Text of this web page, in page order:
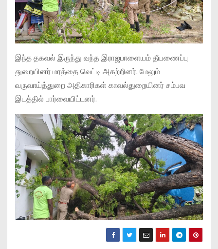
இந்த தகவல் இருந்து வந்த இராஜபாளையம் தீயணைப்பு
துறையினர் மரத்தை வெட்டி அகற்றினர். மேலும்
வருவாய்த்துறை அதிகாரிகள் காவல்துறையினர் சம்பவ
இடத்தில் பார்வையிட்டனர்.